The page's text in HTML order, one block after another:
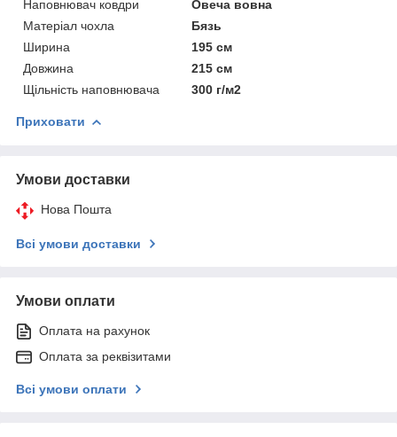
Наповнювач ковдри
Овеча вовна
Матеріал чохла
Бязь
Ширина
195 см
Довжина
215 см
Щільність наповнювача
300 г/м2
Приховати
Умови доставки
Нова Пошта
Всі умови доставки
Умови оплати
Оплата на рахунок
Оплата за реквізитами
Всі умови оплати